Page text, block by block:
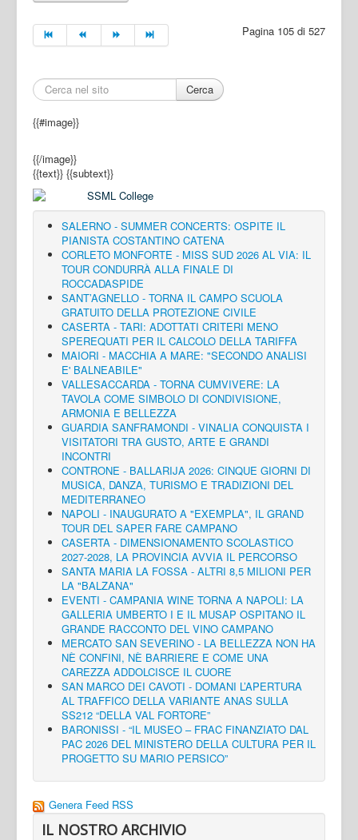
Pagina 105 di 527
Cerca
{{#image}}
{{/image}}
{{text}} {{subtext}}
SALERNO - SUMMER CONCERTS: OSPITE IL
PIANISTA COSTANTINO CATENA
CORLETO MONFORTE - MISS SUD 2026 AL VIA: IL
TOUR CONDURRÀ ALLA FINALE DI
ROCCADASPIDE
SANT’AGNELLO - TORNA IL CAMPO SCUOLA
GRATUITO DELLA PROTEZIONE CIVILE
CASERTA - TARI: ADOTTATI CRITERI MENO
SPEREQUATI PER IL CALCOLO DELLA TARIFFA
MAIORI - MACCHIA A MARE: "SECONDO ANALISI
E' BALNEABILE"
VALLESACCARDA - TORNA CUMVIVERE: LA
TAVOLA COME SIMBOLO DI CONDIVISIONE,
ARMONIA E BELLEZZA
GUARDIA SANFRAMONDI - VINALIA CONQUISTA I
VISITATORI TRA GUSTO, ARTE E GRANDI
INCONTRI
CONTRONE - BALLARIJA 2026: CINQUE GIORNI DI
MUSICA, DANZA, TURISMO E TRADIZIONI DEL
MEDITERRANEO
NAPOLI - INAUGURATO A "EXEMPLA", IL GRAND
TOUR DEL SAPER FARE CAMPANO
CASERTA - DIMENSIONAMENTO SCOLASTICO
2027-2028, LA PROVINCIA AVVIA IL PERCORSO
SANTA MARIA LA FOSSA - ALTRI 8,5 MILIONI PER
LA "BALZANA"
EVENTI - CAMPANIA WINE TORNA A NAPOLI: LA
GALLERIA UMBERTO I E IL MUSAP OSPITANO IL
GRANDE RACCONTO DEL VINO CAMPANO
MERCATO SAN SEVERINO - LA BELLEZZA NON HA
NÈ CONFINI, NÈ BARRIERE E COME UNA
CAREZZA ADDOLCISCE IL CUORE
SAN MARCO DEI CAVOTI - DOMANI L’APERTURA
AL TRAFFICO DELLA VARIANTE ANAS SULLA
SS212 “DELLA VAL FORTORE”
BARONISSI - “IL MUSEO – FRAC FINANZIATO DAL
PAC 2026 DEL MINISTERO DELLA CULTURA PER IL
PROGETTO SU MARIO PERSICO”
Genera Feed RSS
IL NOSTRO ARCHIVIO